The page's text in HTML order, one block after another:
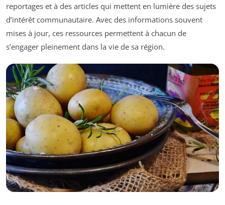
reportages et à des articles qui mettent en lumière des sujets
d’intérêt communautaire. Avec des informations souvent
mises à jour, ces ressources permettent à chacun de
s’engager pleinement dans la vie de sa région.